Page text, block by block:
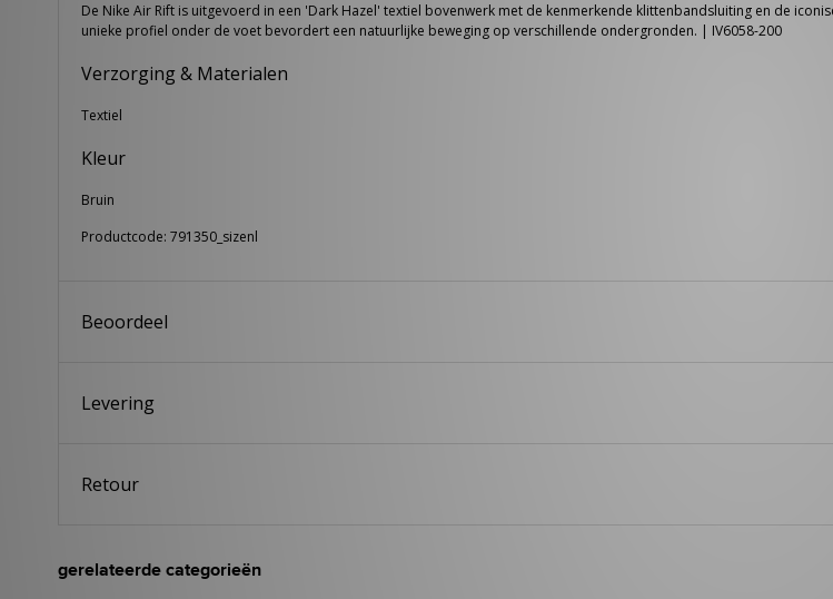
De Nike Air Rift is uitgevoerd in een 'Dark Hazel' textiel bovenwerk met de kenmerkende klittenbandsluiting en de
unieke profiel onder de voet bevordert een natuurlijke beweging op verschillende ondergronden. | IV6058-200
Verzorging & Materialen
Textiel
Kleur
Bruin
Productcode: 791350_sizenl
Beoordeel
Levering
Retour
gerelateerde categorieën